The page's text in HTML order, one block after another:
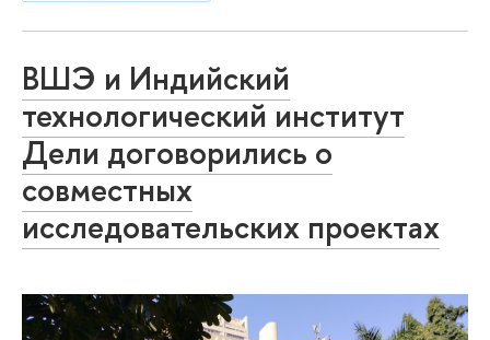
ВШЭ и Индийский
технологический институт
Дели договорились о
совместных
исследовательских проектах